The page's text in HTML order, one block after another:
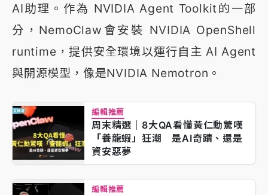
AI助理。作為 NVIDIA Agent Toolkit的一部
分，NemoClaw會安裝 NVIDIA OpenShell
runtime，提供安全環境以運行自主 AI Agent
與開源模型，像是NVIDIA Nemotron。
編輯推薦
周末精選｜8大QA看懂黃仁勳驚嘆
「養龍蝦」狂潮 是AI奇蹟、還是
資安惡夢
編輯推薦